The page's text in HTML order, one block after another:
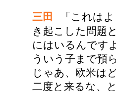
三田
「これは
き起こした問題
にはいるんです
ういう子まで預
じゃあ、欧米は
二度と来るな、